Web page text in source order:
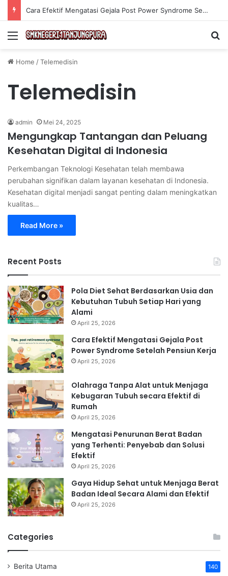
Cara Efektif Mengatasi Gejala Post Power Syndrome Setelah Pensiun Kerja
Menu
Home /Telemedisin
Telemedisin
admin Mei 24, 2025
Mengungkap Tantangan dan Peluang
Kesehatan Digital di Indonesia
Perkembangan Teknologi Kesehatan telah membawa
perubahan signifikan dalam layanan kesehatan di Indonesia.
Kesehatan digital menjadi sangat penting dalam meningkatkan
kualitas…
Read More »
Recent Posts
Pola Diet Sehat Berdasarkan Usia dan
Kebutuhan Tubuh Setiap Hari yang
Alami
April 25, 2026
Cara Efektif Mengatasi Gejala Post
Power Syndrome Setelah Pensiun Kerja
April 25, 2026
Olahraga Tanpa Alat untuk Menjaga
Kebugaran Tubuh secara Efektif di
Rumah
April 25, 2026
Mengatasi Penurunan Berat Badan
yang Terhenti: Penyebab dan Solusi
Efektif
April 25, 2026
Gaya Hidup Sehat untuk Menjaga Berat
Badan Ideal Secara Alami dan Efektif
April 25, 2026
Categories
Berita Utama 140